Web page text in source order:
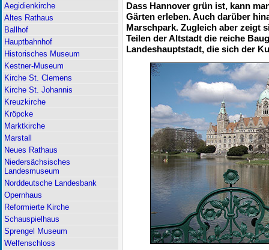
Aegidienkirche
Altes Rathaus
Ballhof
Hauptbahnhof
Historisches Museum
Kestner-Museum
Kirche St. Clemens
Kirche St. Johannis
Kreuzkirche
Kröpcke
Marktkirche
Marstall
Neues Rathaus
Niedersächsisches
Landesmuseum
Norddeutsche Landesbank
Opernhaus
Reformierte Kirche
Schauspielhaus
Sprengel Museum
Welfenschloss
Dass Hannover grün ist, kann
Gärten erleben. Auch darüber
Marschpark. Zugleich aber zeigt
Teilen der Altstadt die reiche
Landeshauptstadt, die sich der